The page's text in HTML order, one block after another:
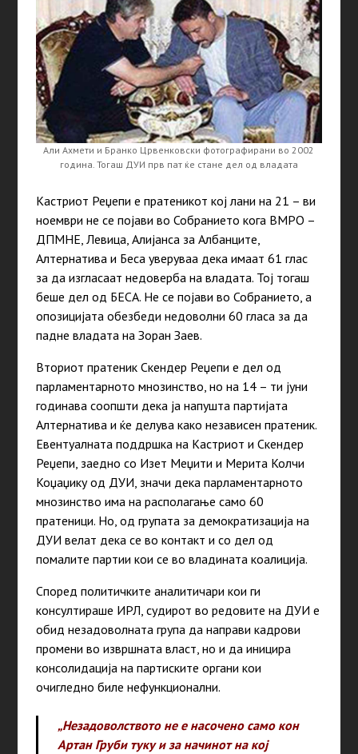
Али Ахмети и Бранко Црвенковски фотографирани во 2002
година. Тогаш ДУИ прв пат ќе стане дел од владата
Кастриот Реџепи е пратеникот кој лани на 21 – ви
ноември не се појави во Собранието кога ВМРО –
ДПМНЕ, Левица, Алијанса за Албанците,
Алтернатива и Беса уверуваа дека имаат 61 глас
за да изгласаат недоверба на владата. Тој тогаш
беше дел од БЕСА. Не се појави во Собранието, а
опозицијата обезбеди недоволни 60 гласа за да
падне владата на Зоран Заев.
Вториот пратеник Скендер Реџепи е дел од
парламентарното мнозинство, но на 14 – ти јуни
годинава соопшти дека ја напушта партијата
Алтернатива и ќе делува како независен пратеник.
Евентуалната поддршка на Кастриот и Скендер
Реџепи, заедно со Изет Меџити и Мерита Колчи
Коџаџику од ДУИ, значи дека парламентарното
мнозинство има на располагање само 60
пратеници. Но, од групата за демократизација на
ДУИ велат дека се во контакт и со дел од
помалите партии кои се во владината коалиција.
Според политичките аналитичари кои ги
консултираше ИРЛ, судирот во редовите на ДУИ е
обид незадоволната група да направи кадрови
промени во извршната власт, но и да иницира
консолидација на партиските органи кои
очигледно биле нефункционални.
„Незадоволството не е насочено само кон
Артан Груби туку и за начинот на кој